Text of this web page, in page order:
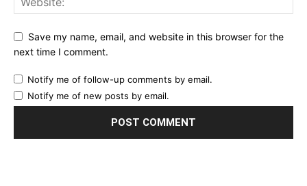
Save my name, email, and website in this browser for the
next time I comment.
Notify me of follow-up comments by email.
Notify me of new posts by email.